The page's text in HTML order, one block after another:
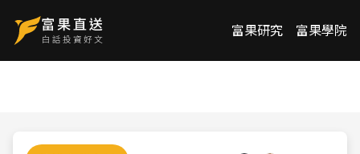
富果研究 富果學院